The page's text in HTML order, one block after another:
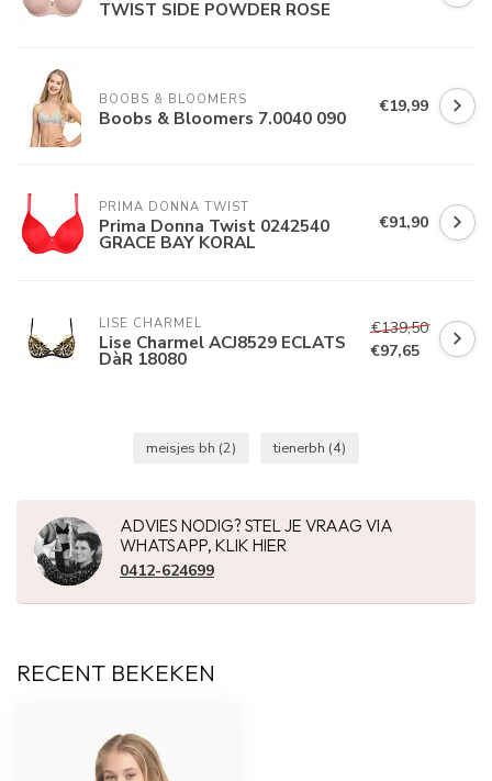
TWIST SIDE POWDER ROSE
BOOBS & BLOOMERS
Boobs & Bloomers 7.0040 090 €19,99
PRIMA DONNA TWIST
Prima Donna Twist 0242540
GRACE BAY KORAL
€91,90
LISE CHARMEL
Lise Charmel ACJ8529 ECLATS
DàR 18080
€139,50
€97,65
meisjes bh (2) tienerbh (4)
ADVIES NODIG? STEL JE VRAAG VIA
WHATSAPP, KLIK HIER
0412-624699
RECENT BEKEKEN